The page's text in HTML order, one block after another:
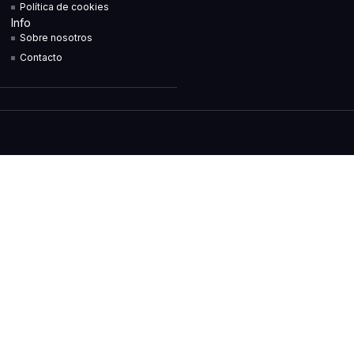
Política de cookies
Info
Sobre nosotros
Contacto